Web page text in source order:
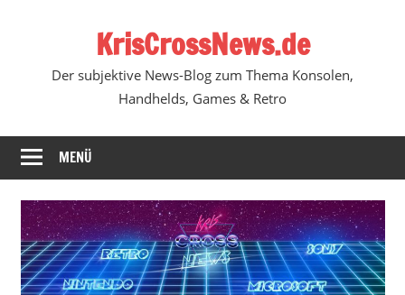
KrisCrossNews.de
Der subjektive News-Blog zum Thema Konsolen,
Handhelds, Games & Retro
MENÜ